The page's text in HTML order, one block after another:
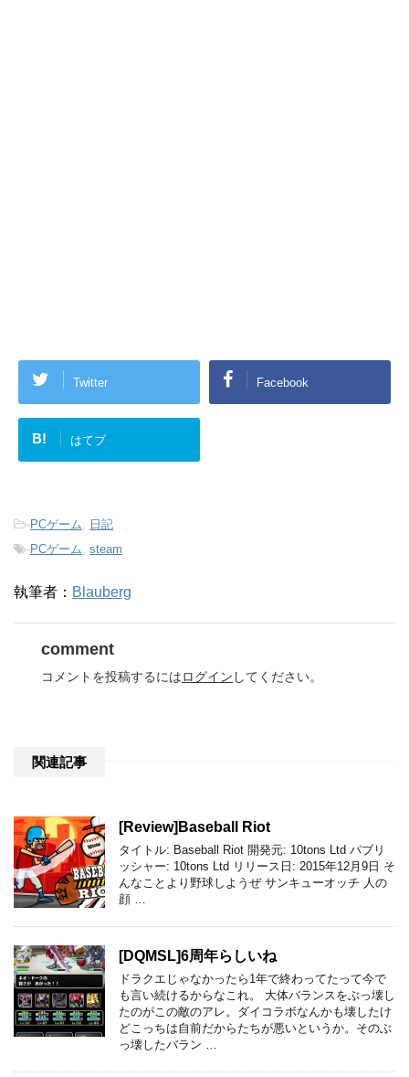
Twitter Facebook
B! はてブ
-PCゲーム, 日記
-PCゲーム, steam
執筆者： Blauberg
comment
コメントを投稿するにはログイン してください。
関連記事
[Review]Baseball Riot
タイトル: Baseball Riot 開発元: 10tons Ltd パブリ
ッシャー: 10tons Ltd リリース日: 2015年12月9日 そ
んなことより野球しようぜ サンキューオッチ 人の
顔 …
[DQMSL]6周年らしいね
ドラクエじゃなかったら1年で終わってたって今で
も言い続けるからなこれ。 大体バランスをぶっ壊し
たのがこの敵のアレ。ダイコラボなんかも壊したけ
どこっちは自前だからたちが悪いというか。そのぶ
っ壊したバラン …